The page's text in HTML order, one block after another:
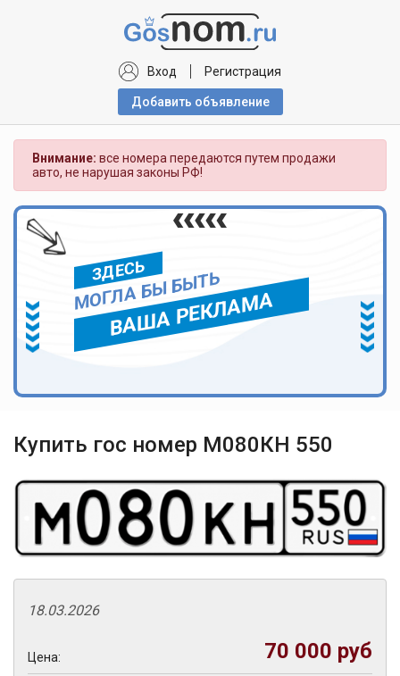
Вход Регистрация
Добавить объявлениe
Внимание: все номера передаются путем продажи
авто, не нарушая законы РФ!
ЗДЕСЬ
МОГЛА БЫ БЫТЬ
ВАША РЕКЛАМА
Купить гос номер М080КН 550
18.03.2026
Цена: 70 000 руб